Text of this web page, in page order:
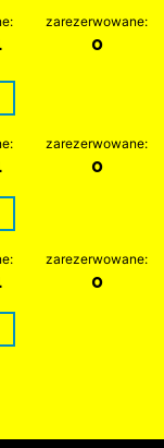
zarezerwowane:
0
zarezerwowane:
0
zarezerwowane:
0